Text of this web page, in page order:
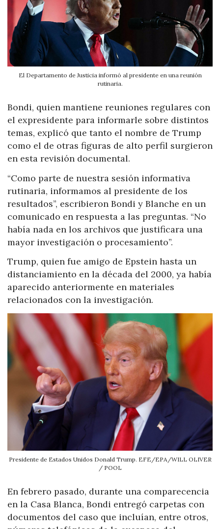
El Departamento de Justicia informó al presidente en una reunión
rutinaria.
Bondi, quien mantiene reuniones regulares con
el expresidente para informarle sobre distintos
temas, explicó que tanto el nombre de Trump
como el de otras figuras de alto perfil surgieron
en esta revisión documental.
“Como parte de nuestra sesión informativa
rutinaria, informamos al presidente de los
resultados”, escribieron Bondi y Blanche en un
comunicado en respuesta a las preguntas. “No
había nada en los archivos que justificara una
mayor investigación o procesamiento”.
Trump, quien fue amigo de Epstein hasta un
distanciamiento en la década del 2000, ya había
aparecido anteriormente en materiales
relacionados con la investigación.
Presidente de Estados Unidos Donald Trump. EFE/EPA/WILL OLIVER
/ POOL
En febrero pasado, durante una comparecencia
en la Casa Blanca, Bondi entregó carpetas con
documentos del caso que incluían, entre otros,